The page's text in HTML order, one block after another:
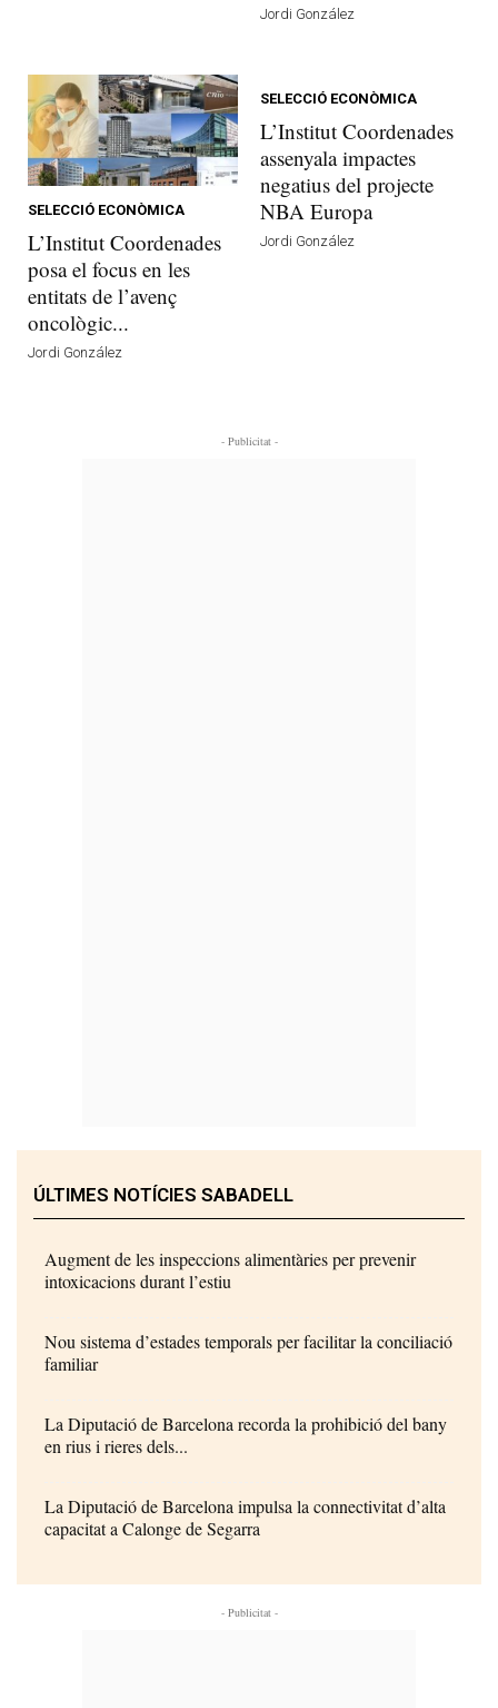
Jordi González
SELECCIÓ ECONÒMICA
L’Institut Coordenades
posa el focus en les
entitats de l’avenç
oncològic...
Jordi González
SELECCIÓ ECONÒMICA
L’Institut Coordenades
assenyala impactes
negatius del projecte
NBA Europa
Jordi González
- Publicitat -
ÚLTIMES NOTÍCIES SABADELL
Augment de les inspeccions alimentàries per prevenir
intoxicacions durant l’estiu
Nou sistema d’estades temporals per facilitar la conciliació
familiar
La Diputació de Barcelona recorda la prohibició del bany
en rius i rieres dels...
La Diputació de Barcelona impulsa la connectivitat d’alta
capacitat a Calonge de Segarra
- Publicitat -